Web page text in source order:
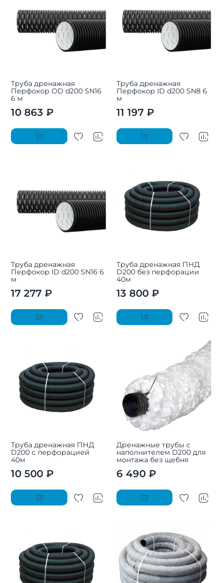
Труба дренажная
Перфокор OD d200 SN16
6 м
10 863 ₽
Труба дренажная
Перфокор ID d200 SN8 6
м
11 197 ₽
Труба дренажная
Перфокор ID d200 SN16 6
м
17 277 ₽
Труба дренажная ПНД
D200 без перфорации
40м
13 800 ₽
Труба дренажная ПНД
D200 с перфорацией
40м
10 500 ₽
Дренажные трубы с
наполнителем D200 для
монтажа без щебня
6 490 ₽